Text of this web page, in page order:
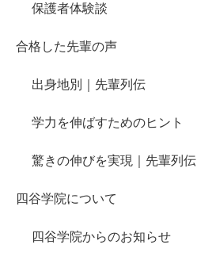
保護者体験談
合格した先輩の声
出身地別｜先輩列伝
学力を伸ばすためのヒント
驚きの伸びを実現｜先輩列伝
四谷学院について
四谷学院からのお知らせ